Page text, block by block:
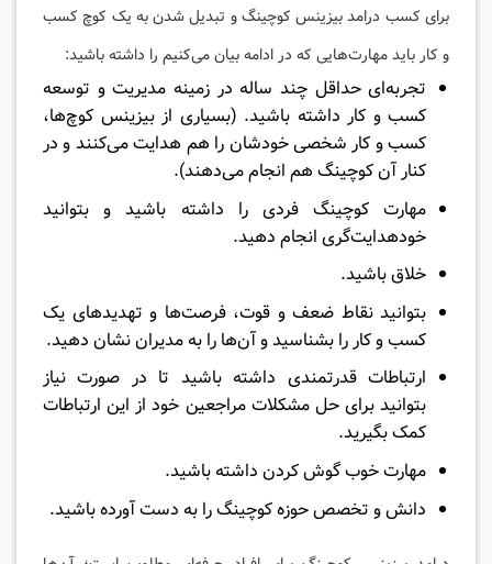
برای کسب درامد بیزینس کوچینگ و تبدیل شدن به یک کوچ کسب
و کار باید مهارت‌هایی که در ادامه بیان می‌کنیم را داشته باشید:
تجربه‌ای حداقل چند ساله در زمینه مدیریت و توسعه
کسب و کار داشته باشید. (بسیاری از بیزینس کوچ‌ها،
کسب و کار شخصی خودشان را هم هدایت می‌کنند و در
کنار آن کوچینگ هم انجام می‌دهند).
مهارت کوچینگ فردی را داشته باشید و بتوانید
خود‌هدایت‌گری انجام دهید.
خلاق باشید.
بتوانید نقاط ضعف و قوت، فرصت‌ها و تهدیدهای یک
کسب و کار را بشناسید و آن‌ها را به مدیران نشان دهید.
ارتباطات قدرتمندی داشته باشید تا در صورت نیاز
بتوانید برای حل مشکلات مراجعین خود از این ارتباطات
کمک بگیرید.
مهارت خوب گوش کردن داشته باشید.
دانش و تخصص حوزه کوچینگ را به دست آورده باشید.